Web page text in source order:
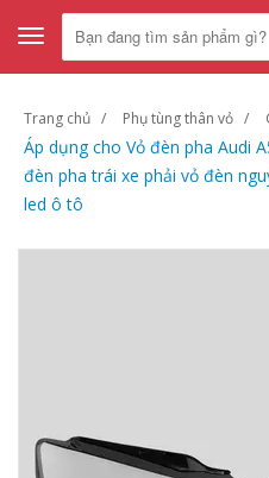
Toggle
navigation
Trang chủ Phụ tùng thân vỏ
Áp dụng cho Vỏ đèn pha Audi
đèn pha trái xe phải vỏ đèn
led ô tô